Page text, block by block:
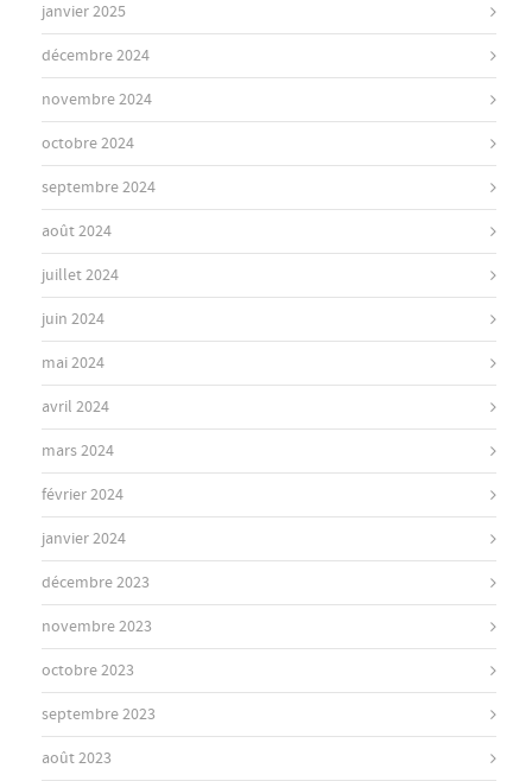
janvier 2025
décembre 2024
novembre 2024
octobre 2024
septembre 2024
août 2024
juillet 2024
juin 2024
mai 2024
avril 2024
mars 2024
février 2024
janvier 2024
décembre 2023
novembre 2023
octobre 2023
septembre 2023
août 2023